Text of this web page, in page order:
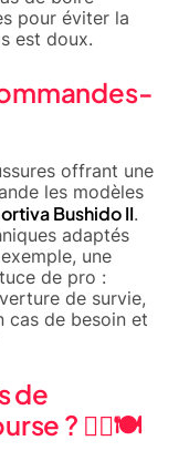
pour éviter la
est doux.
offrant une
les modèles
Bushido II.
adaptés
une
de pro :
de survie,
cas de besoin et
de
? 🧘‍♀️🍽️